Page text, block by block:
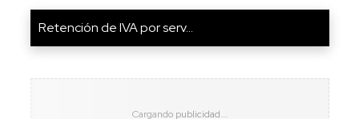
Retención de IVA por serv...